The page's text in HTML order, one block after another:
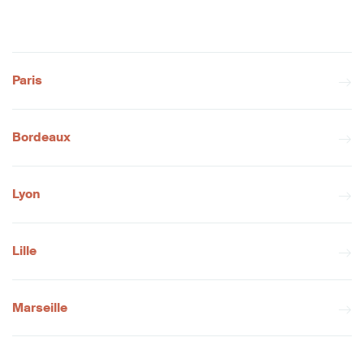
Paris
Bordeaux
Lyon
Lille
Marseille